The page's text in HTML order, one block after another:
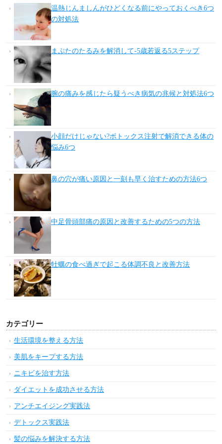
温熱じんましんがひどくなる前にやっておくべき6つ
の対処法
まぶたのたるみを解消して-5歳若返る5ステップ
腕の痛みを感じたら疑うべき病気の兆候と対処法6つ
小顔だけじゃない?ボトックス注射で解消できる体の
悩み6つ
鼻の穴が痛い原因と一刻も早く治すための方法6つ
中足骨頭部痛の原因と改善するための5つの方法
牡蠣の食べ過ぎで起こる体調不良と改善方法
カテゴリー
生活環境を整える方法
美肌をキープする方法
ニキビを治す方法
ダイエットを成功させる方法
アンチエイジング実践法
デトックス実践法
髪の悩みを解決する方法